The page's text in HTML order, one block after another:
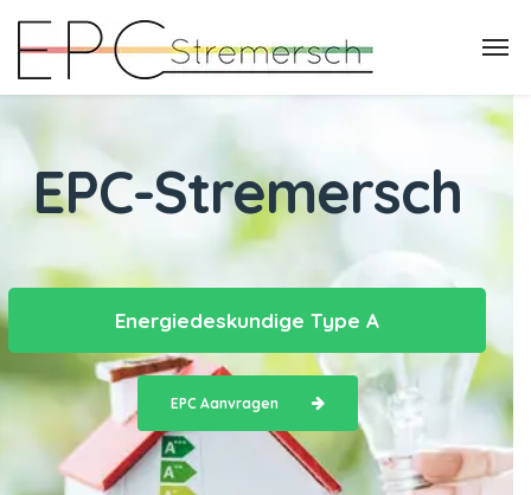
EPC-Stremersch
Energiedeskundige Type A
EPC Aanvragen